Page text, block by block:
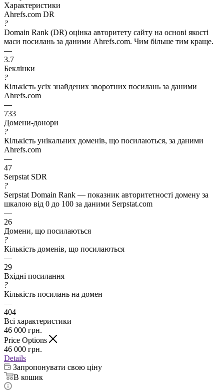
Характеристики
Ahrefs.com DR
?
Domain Rank (DR) оцінка авторитету сайту на основі якості
маси посилань за даними Ahrefs.com. Чим більше тим краще.
—
3.7
Беклінки
?
Кількість усіх знайдених зворотних посилань за даними
Ahrefs.com
—
733
Домени-донори
?
Кількість унікальних доменів, що посилаються, за даними
Ahrefs.com
—
47
Serpstat SDR
?
Serpstat Domain Rank — показник авторитетності домену за
шкалою від 0 до 100 за даними Serpstat.com
—
26
Домени, що посилаються
?
Кількість доменів, що посилаються
—
29
Вхідні посилання
?
Кількість посилань на домен
—
404
Всі характеристики
46 000 грн.
Price Options
46 000 грн.
Details
Запропонувати свою ціну
В кошик